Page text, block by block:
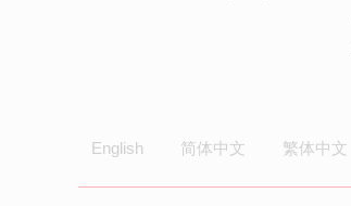
English 简体中文 繁体中文